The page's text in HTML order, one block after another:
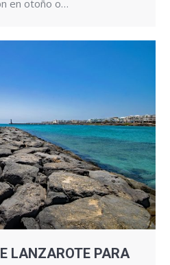
en otoño o…
LANZAROTE PARA